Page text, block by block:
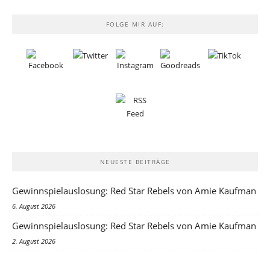
FOLGE MIR AUF:
NEUESTE BEITRÄGE
Gewinnspielauslosung: Red Star Rebels von Amie Kaufman
6. August 2026
Gewinnspielauslosung: Red Star Rebels von Amie Kaufman
2. August 2026